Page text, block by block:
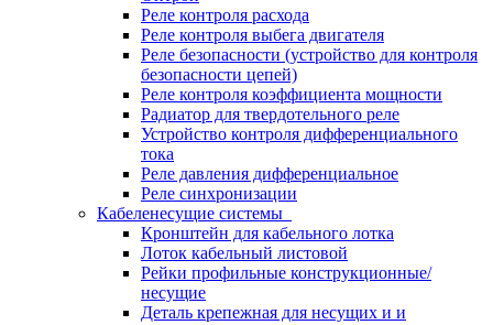
Реле контроля расхода
Реле контроля выбега двигателя
Реле безопасности (устройство для контроля
безопасности цепей)
Реле контроля коэффициента мощности
Радиатор для твердотельного реле
Устройство контроля дифференциального
тока
Реле давления дифференциальное
Реле синхронизации
Кабеленесущие системы
Кронштейн для кабельного лотка
Лоток кабельный листовой
Рейки профильные конструкционные/
несущие
Деталь крепежная для несущих и и